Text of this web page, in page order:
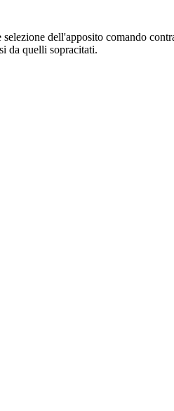
dell'apposito comando
da quelli sopracitati.